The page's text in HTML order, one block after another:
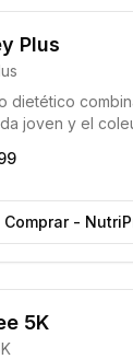
Plus
dietético
joven y el
del
Comprar-
5K